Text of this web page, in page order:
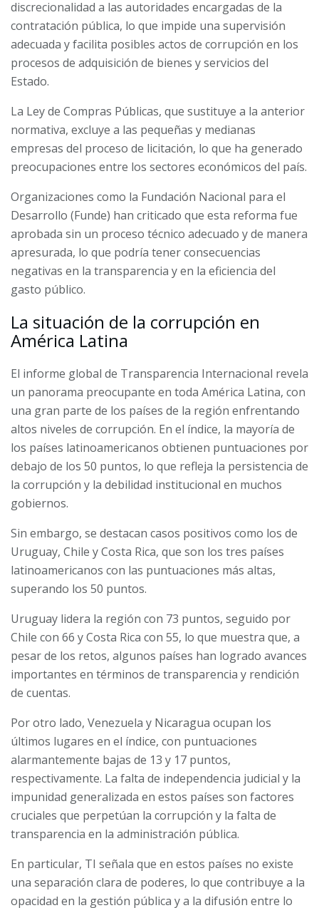
discrecionalidad a las autoridades encargadas de la
contratación pública, lo que impide una supervisión
adecuada y facilita posibles actos de corrupción en los
procesos de adquisición de bienes y servicios del
Estado.
La Ley de Compras Públicas, que sustituye a la anterior
normativa, excluye a las pequeñas y medianas
empresas del proceso de licitación, lo que ha generado
preocupaciones entre los sectores económicos del país.
Organizaciones como la Fundación Nacional para el
Desarrollo (Funde) han criticado que esta reforma fue
aprobada sin un proceso técnico adecuado y de manera
apresurada, lo que podría tener consecuencias
negativas en la transparencia y en la eficiencia del
gasto público.
La situación de la corrupción en
América Latina
El informe global de Transparencia Internacional revela
un panorama preocupante en toda América Latina, con
una gran parte de los países de la región enfrentando
altos niveles de corrupción. En el índice, la mayoría de
los países latinoamericanos obtienen puntuaciones por
debajo de los 50 puntos, lo que refleja la persistencia de
la corrupción y la debilidad institucional en muchos
gobiernos.
Sin embargo, se destacan casos positivos como los de
Uruguay, Chile y Costa Rica, que son los tres países
latinoamericanos con las puntuaciones más altas,
superando los 50 puntos.
Uruguay lidera la región con 73 puntos, seguido por
Chile con 66 y Costa Rica con 55, lo que muestra que, a
pesar de los retos, algunos países han logrado avances
importantes en términos de transparencia y rendición
de cuentas.
Por otro lado, Venezuela y Nicaragua ocupan los
últimos lugares en el índice, con puntuaciones
alarmantemente bajas de 13 y 17 puntos,
respectivamente. La falta de independencia judicial y la
impunidad generalizada en estos países son factores
cruciales que perpetúan la corrupción y la falta de
transparencia en la administración pública.
En particular, TI señala que en estos países no existe
una separación clara de poderes, lo que contribuye a la
opacidad en la gestión pública y a la difusión entre lo